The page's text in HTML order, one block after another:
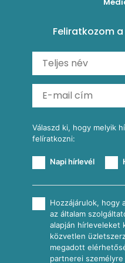
Carbonara
Shakshuka
Ratatouille
Mexikói húsleves
Almás-kéksajtos
Köretek
Reggeli receptek
Feliratkozom
Válaszd ki, hogy melyik
felíratkozni:
Napi hírlevél
Hozzájárulok, hogy
az általam
alapján hírleveleket
közvetlen
megadott
partnerei